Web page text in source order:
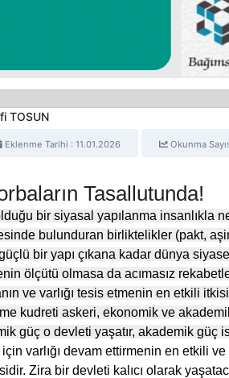
TOSUN
Eklenme Tarihi : 11.01.2026 Okunma
Tasallutunda!
bir siyasal yapılanma insanlıkla
bulunduran birliktelikler (pakt,
bir yapı çıkana kadar dünya
ölçütü olmasa da acımasız
ve varlığı tesis etmenin en etkili
kudreti askeri, ekonomik ve
güç o devleti yaşatır, akademik güç
varlığı devam ettirmenin en etkili
Zira bir devleti kalıcı olarak